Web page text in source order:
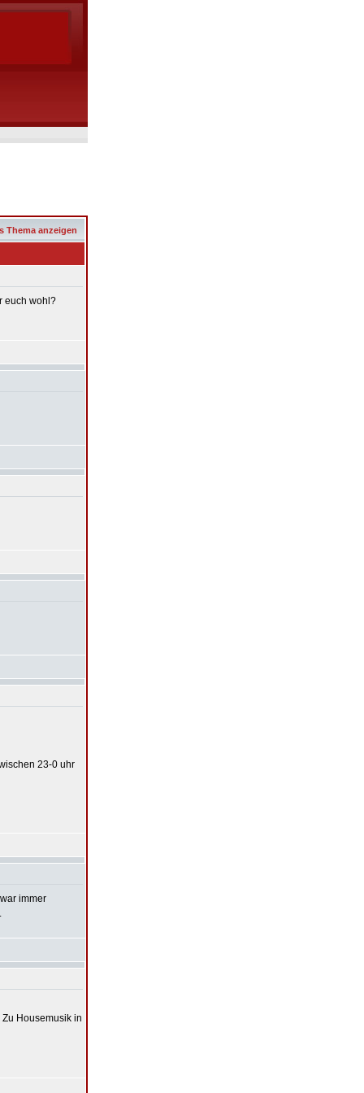
Thema anzeigen
euch wohl?
23-0 uhr
immer
Housemusik in